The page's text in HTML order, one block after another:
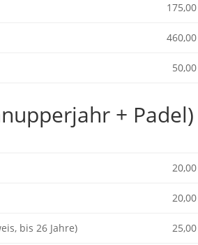
+ Padel)
bis 26 Jahre)